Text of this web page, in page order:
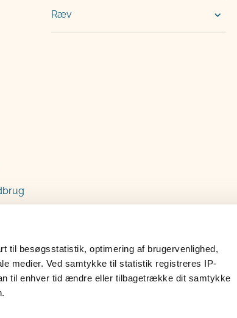
til besøgsstatistik, optimering af brugervenlighed,
medier. Ved samtykke til statistik registreres IP-
til enhver tid ændre eller tilbagetrække dit samtykke
Ræv